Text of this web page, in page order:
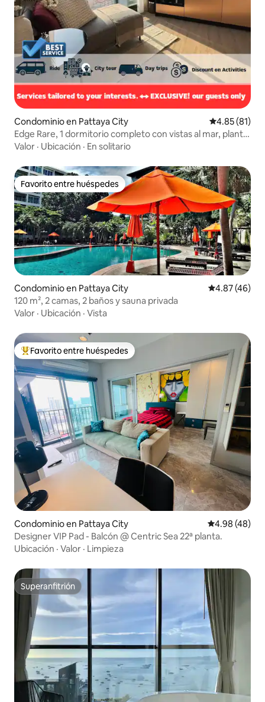
Condominio en Pattaya City Calificación
4.85 (81)
Edge Rare, 1 dormitorio completo con vistas al mar, planta
24
Valor · Ubicación · En solitario
Favorito entre huéspedes
Favorito entre huéspedes
Condominio en Pattaya City Calificación
4.87 (46)
120 m², 2 camas, 2 baños y sauna privada
Valor · Ubicación · Vista
De los mejores en Favorito entre huéspedes
Favorito entre huéspedes
Condominio en Pattaya City Calificación
4.98 (48)
Designer VIP Pad - Balcón @ Centric Sea 22ª planta.
Ubicación · Valor · Limpieza
Superanfitrión
Superanfitrión